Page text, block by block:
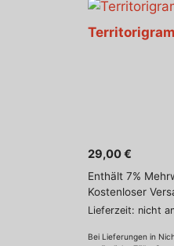
29,00€
Enthält 7%
Kostenloser
Lieferzeit: nicht
Bei Lieferungen in